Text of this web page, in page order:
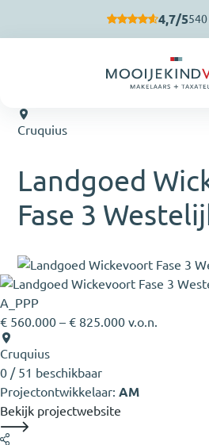
4,7/5
Cruquius
Landgoed
Fase 3
A_PPP
€ 560.000 – € 825.000 v.o.n.
Cruquius
0 / 51 beschikbaar
Projectontwikkelaar: AM
Bekijk projectwebsite